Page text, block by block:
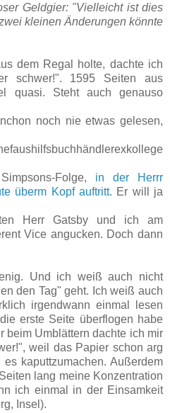
Geldgier: "Vielleicht ist dies
kleinen Änderungen könnte
dem Regal holte, dachte ich
schwer!". 1595 Seiten aus
quasi. Steht auch genauso
noch nie etwas gelesen,
Folge, in der Herrr
überm Kopf auftritt. Er will ja
Herr Gatsby und ich am
Vice angucken. Doch dann
Und ich weiß auch nicht
den Tag" geht. Ich weiß auch
irgendwann einmal lesen
erste Seite überflogen habe
beim Umblättern dachte ich mir
weil das Papier schon arg
kaputtzumachen. Außerdem
lang meine Konzentration
ich einmal in der Einsamkeit
Insel).